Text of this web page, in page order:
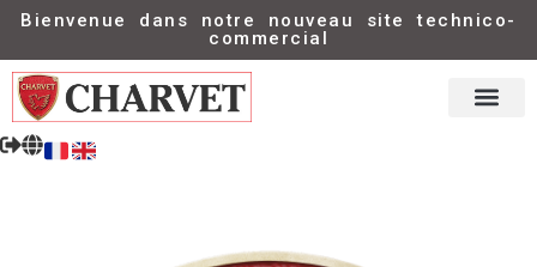
Bienvenue dans notre nouveau site technico-
commercial